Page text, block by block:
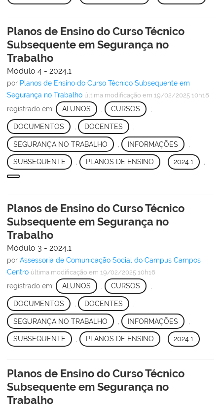
Planos de Ensino do Curso Técnico
Subsequente em Segurança no
Trabalho
Módulo 4 - 2024.1
por Planos de Ensino do Curso Técnico Subsequente em
Segurança no Trabalho última modificação em 19/02/2025 10h18
registrado em: ALUNOS , CURSOS ,
DOCUMENTOS DOCENTES
SEGURANÇA NO TRABALHO INFORMAÇÕES
SUBSEQUENTE , PLANOS DE ENSINO , 2024.1 ,
Planos de Ensino do Curso Técnico
Subsequente em Segurança no
Trabalho
Módulo 3 - 2024.1
por Assessoria de Comunicação Social do Campus Campos
Centro última modificação em 19/02/2025 10h16
registrado em: ALUNOS CURSOS
DOCUMENTOS DOCENTES
SEGURANÇA NO TRABALHO INFORMAÇÕES
SUBSEQUENTE , PLANOS DE ENSINO , 2024.1
Planos de Ensino do Curso Técnico
Subsequente em Segurança no
Trabalho